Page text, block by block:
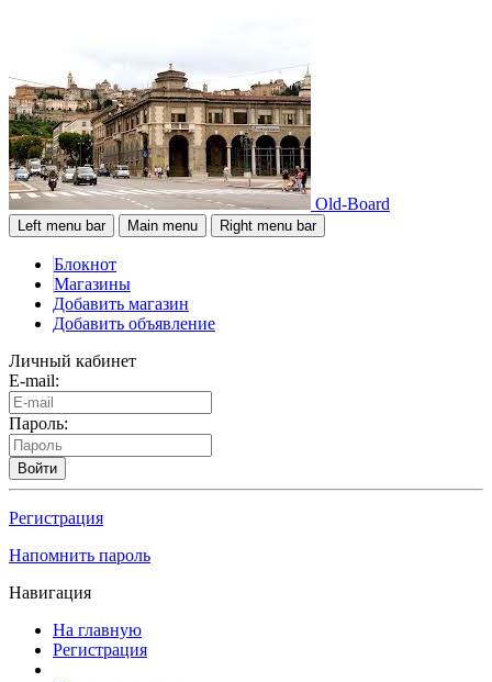
Old-Board
Left menu bar Main menu Right menu bar
Блокнот
Магазины
Добавить магазин
Добавить объявление
Личный кабинет
E-mail:
Пароль:
Войти
Регистрация
Напомнить пароль
Навигация
На главную
Регистрация